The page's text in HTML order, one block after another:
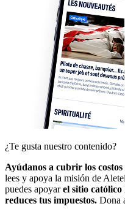
¿Te gusta nuestro contenido?
Ayúdanos a cubrir los
lees y apoya la misión de
puedes apoyarel sitio
reduces tus impuestos. Dona